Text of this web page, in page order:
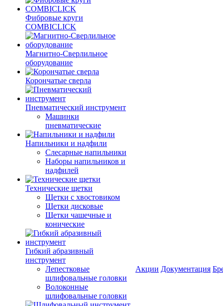
Фибровые круги
COMBICLICK
Магнитно-Сверлильное
оборудование
Корончатые сверла
Пневматический инструмент
Машинки
пневматические
Напильники и надфили
Слесарные напильники
Наборы напильников и
надфилей
Технические щетки
Щетки с хвостовиком
Щетки дисковые
Щетки чашечные и
конические
Гибкий абразивный
инструмент
Лепестковые
шлифовальные головки
Волоконные
шлифовальные головки
Акции Документация